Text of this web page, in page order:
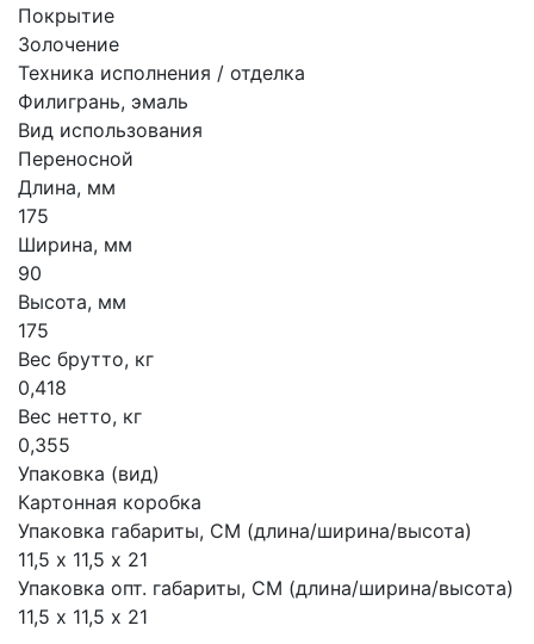
Покрытие
Золочение
Техника исполнения / отделка
Филигрань, эмаль
Вид использования
Переносной
Длина, мм
175
Ширина, мм
90
Высота, мм
175
Вес брутто, кг
0,418
Вес нетто, кг
0,355
Упаковка (вид)
Картонная коробка
Упаковка габариты, СМ (длина/ширина/высота)
11,5 х 11,5 х 21
Упаковка опт. габариты, СМ (длина/ширина/высота)
11,5 х 11,5 х 21